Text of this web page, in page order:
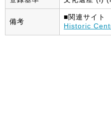
備考
■関連サイト
Historic